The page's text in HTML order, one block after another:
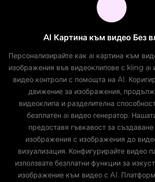
AI Картина към видео Без
Персонализирайте как ai картина към
изображения във видеоклипове с kling
видео контроли с помощта на AI.
движение за изображения,
видеоклипа и разделителна
безплатен ai видео генератор.
предоставя гъвкавост за
изображения с изображения до
визуализация. Конфигурирайте видео
използвате безплатни функции за
изображение към видео с AI.